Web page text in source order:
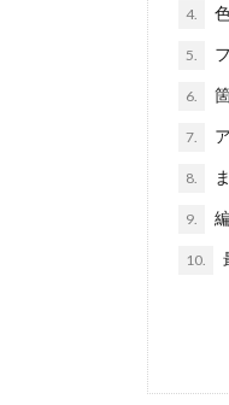
4.
5.
6.
7.
8.
9.
10.